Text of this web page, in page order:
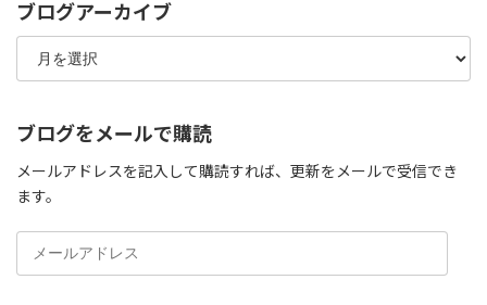
ブログアーカイブ
ブ
グ
ー
カ
イ
ブ
ブログをメールで購読
メールアドレスを記入して購読すれば、更新をメールで受信でき
ます。